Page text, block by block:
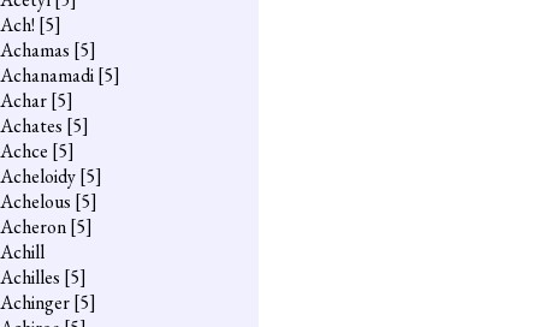
Ach! [5]
Achamas [5]
Achanamadi[5]
Achar[5]
Achates [5]
Achce [5]
Acheloidy[5]
Achelous [5]
Acheron[5]
Achill
Achilles [5]
Achinger[5]